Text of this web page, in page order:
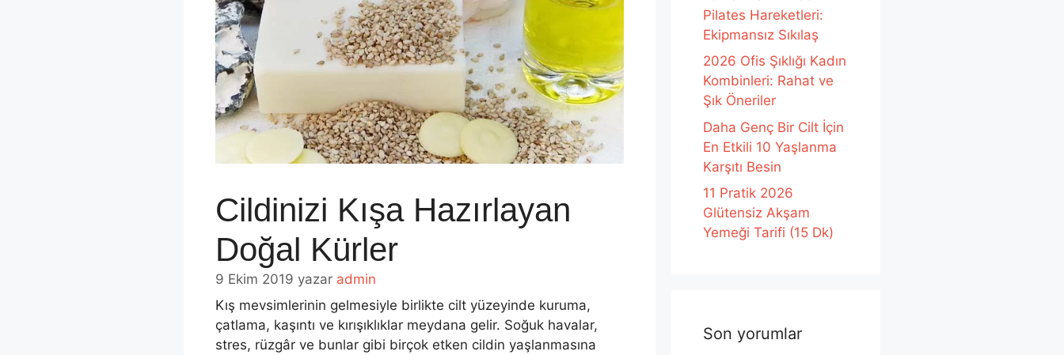
Cildinizi Kışa Hazırlayan
Doğal Kürler
9 Ekim 2019 yazar admin
Kış mevsimlerinin gelmesiyle birlikte cilt yüzeyinde kuruma,
çatlama, kaşıntı ve kırışıklıklar meydana gelir. Soğuk havalar,
stres, rüzgâr ve bunlar gibi birçok etken cildin yaşlanmasına
Pilates Hareketleri:
Ekipmansız Sıkılaş
2026 Ofis Şıklığı Kadın
Kombinleri: Rahat ve
Şık Öneriler
Daha Genç Bir Cilt İçin
En Etkili 10 Yaşlanma
Karşıtı Besin
11 Pratik 2026
Glütensiz Akşam
Yemeği Tarifi (15 Dk)
Son yorumlar